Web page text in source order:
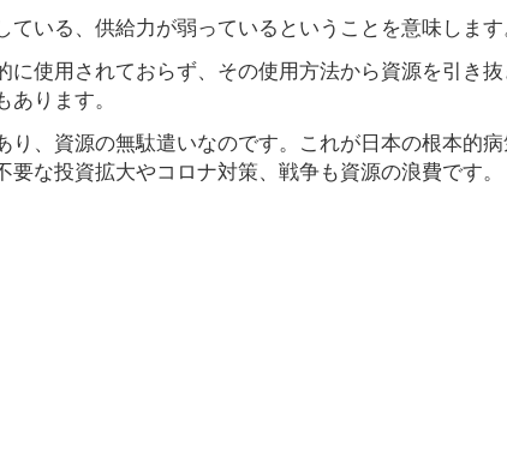
いる、供給力が弱っているということを意味します
使用されておらず、その使用方法から資源を引き
ります。
、資源の無駄遣いなのです。これが日本の根本的
な投資拡大やコロナ対策、戦争も資源の浪費です。